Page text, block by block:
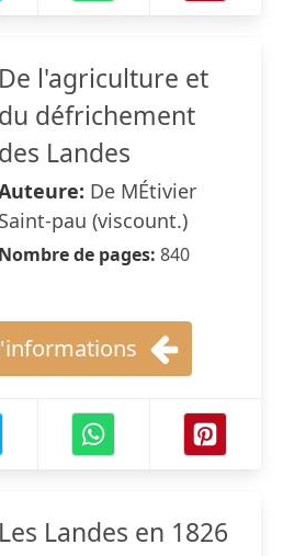
De l'agriculture et
du défrichement
des Landes
De MÉtivier
Saint-pau (viscount.)
Nombre de pages: 840
Les Landes en 1826